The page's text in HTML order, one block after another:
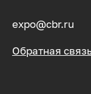
expo@cbr.ru
Обратная